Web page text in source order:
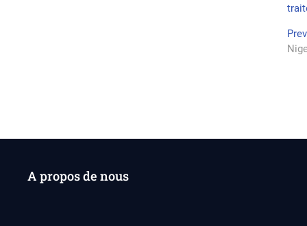
de
A propos de nous